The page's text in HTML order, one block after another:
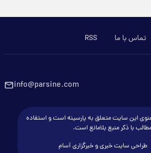
تماس با ما RSS
info@parsine.com
این سایت متعلق به پارسینه است و استفاده
با ذکر منبع بلامانع است.
طراحی سایت خبری و خبرگزاری آسام